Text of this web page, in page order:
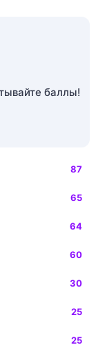
баллы!
87
65
64
60
30
25
25